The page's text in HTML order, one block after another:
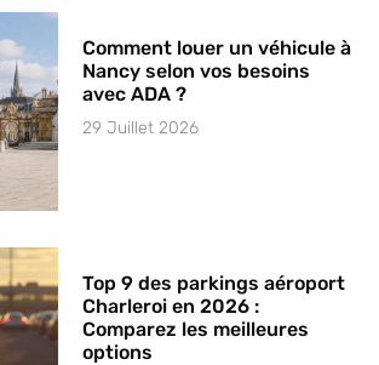
Comment louer un véhicule à
Nancy selon vos besoins
avec ADA ?
29 Juillet 2026
Top 9 des parkings aéroport
Charleroi en 2026 :
Comparez les meilleures
options